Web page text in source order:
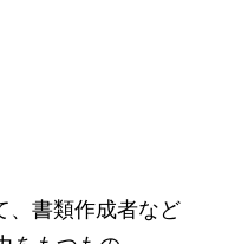
、書類作成者など